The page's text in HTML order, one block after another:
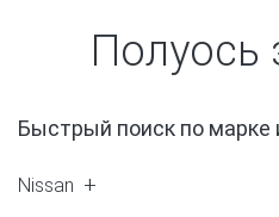
Полуось
Быстрый поиск по марке
Nissan